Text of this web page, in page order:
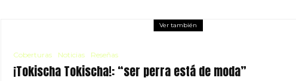
Ver también
Coberturas Noticias Reseñas
¡Tokischa Tokischa!: “ser perra está de moda”